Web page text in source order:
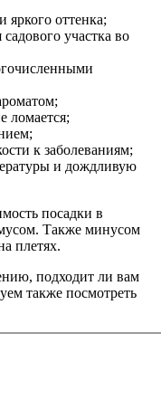
оттенка;
участка во
ломается;
к заболеваниям;
и дождливую
посадки в
Также минусом
плетях.
подходит ли вам
также посмотреть